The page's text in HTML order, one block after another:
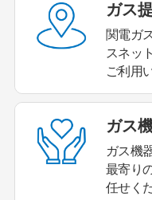
ガス
関電ガ
スネッ
ご利用
ガス
ガス機
最寄り
任せく